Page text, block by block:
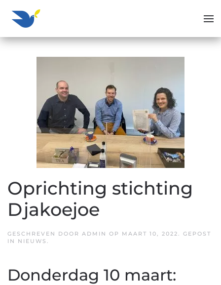
Overslaan en naar de inhoud gaan
Oprichting stichting
Djakoejoe
GESCHREVEN DOOR ADMIN OP MAART 10, 2022. GEPOST
IN NIEUWS .
Donderdag 10 maart: